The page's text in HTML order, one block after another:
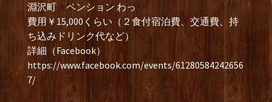
淵沢町 ペンション わっ
費用￥15,000くらい（２食付宿泊費、交通費、持
ち込みドリンク代など）
詳細（Facebook）
https://www.facebook.com/events/61280584242656
7/